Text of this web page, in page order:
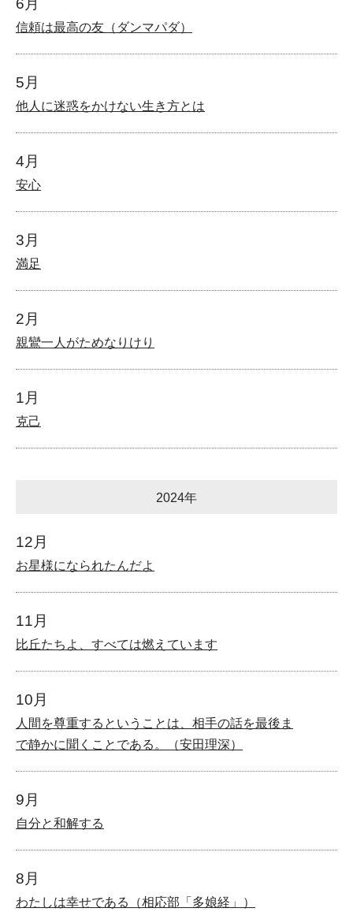
6月
信頼は最高の友（ダンマパダ）
5月
他人に迷惑をかけない生き方とは
4月
安心
3月
満足
2月
親鸞一人がためなりけり
1月
克己
2024年
12月
お星様になられたんだよ
11月
比丘たちよ、すべては燃えています
10月
人間を尊重するということは、相手の話を最後ま
で静かに聞くことである。（安田理深）
9月
自分と和解する
8月
わたしは幸せである（相応部「多娘経」）